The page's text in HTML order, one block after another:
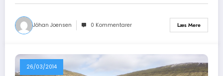
Jóhan Joensen 0 Kommentarer Læs Mere
26/03/2014